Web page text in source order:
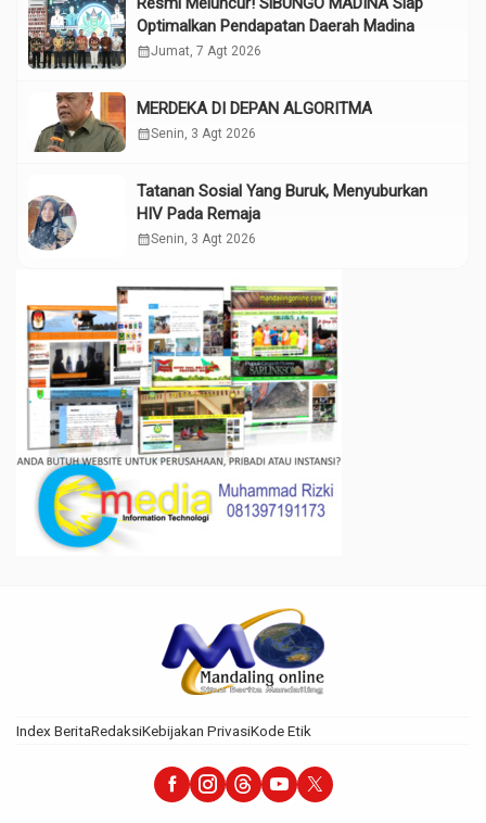
Optimalkan Pendapatan Daerah Madina
calendar_monthJumat, 7 Agt 2026
MERDEKA DI DEPAN ALGORITMA
calendar_monthSenin, 3 Agt 2026
Tatanan Sosial Yang Buruk, Menyuburkan
HIV Pada Remaja
calendar_monthSenin, 3 Agt 2026
Index BeritaRedaksiKebijakan PrivasiKode Etik